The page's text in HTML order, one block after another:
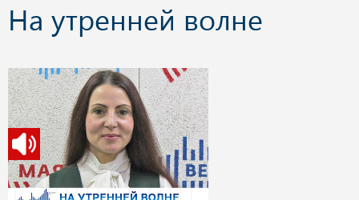
На утренней волне